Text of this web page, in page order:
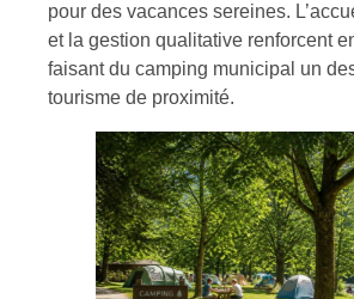
pour des vacances sereines.
et la gestion qualitative renforcent
faisant du camping municipal un
tourisme de proximité.